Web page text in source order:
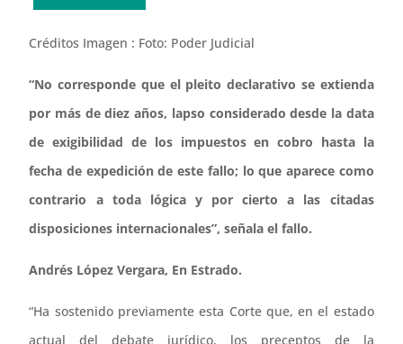
Créditos Imagen : Foto: Poder Judicial
“No corresponde que el pleito declarativo se extienda
por más de diez años, lapso considerado desde la data
de exigibilidad de los impuestos en cobro hasta la
fecha de expedición de este fallo; lo que aparece como
contrario a toda lógica y por cierto a las citadas
disposiciones internacionales”, señala el fallo.
Andrés López Vergara, En Estrado.
“Ha sostenido previamente esta Corte que, en el estado
actual del debate jurídico, los preceptos de la